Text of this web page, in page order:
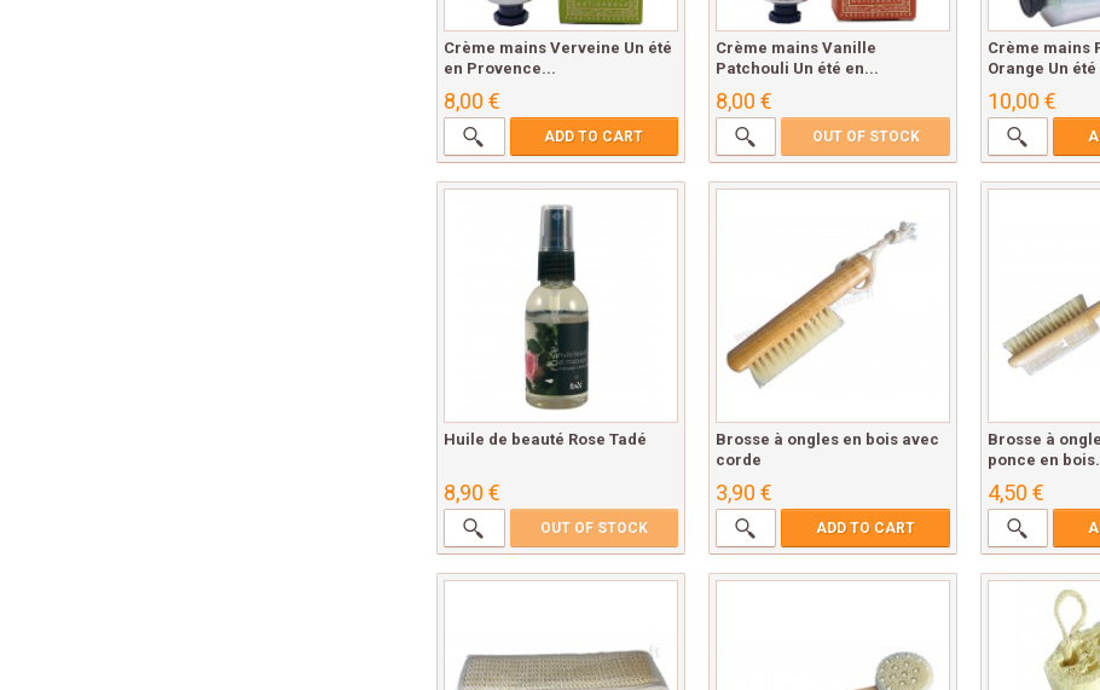
Crème mains Verveine Un été
en Provence...
8,00 €
ADD TO CART
Crème mains Vanille
Patchouli Un été en...
8,00 €
OUT OF STOCK
Crème mains
Orange Un été
10,00 €
Huile de beauté Rose Tadé
8,90 €
OUT OF STOCK
Brosse à ongles en bois avec
corde
3,90 €
ADD TO CART
Brosse à
ponce en
4,50 €